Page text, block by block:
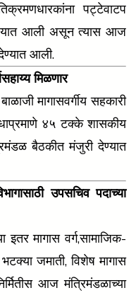
पट्टेवाटप
आली असून त्यास आज
आली.
मिळणार
मागासवर्गीय सहकारी
४५ टक्के शासकीय
बैठकीत मंजुरी देण्यात
उपसचिव पदाच्या
इतर मागास वर्ग,सामाजिक-
जमाती, विशेष मागास
आज मंत्रिमंडळाच्या